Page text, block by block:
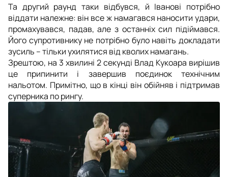
Та другий раунд таки відбувся, й Іванові потрібно
віддати належне: він все ж намагався наносити удари,
промахувався, падав, але з останніх сил підіймався.
Його супротивнику не потрібно було навіть докладати
зусиль – тільки ухилятися від кволих намагань.
Зрештою, на 3 хвилині 2 секунді Влад Кукоара вирішив
це припинити і завершив поєдинок технічним
нальотом. Примітно, що в кінці він обійняв і підтримав
суперника по рингу.